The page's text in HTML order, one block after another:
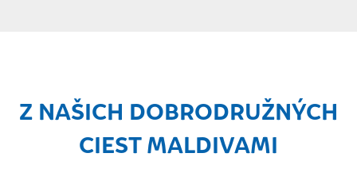
Z NAŠICH DOBRODRUŽNÝCH
CIEST MALDIVAMI